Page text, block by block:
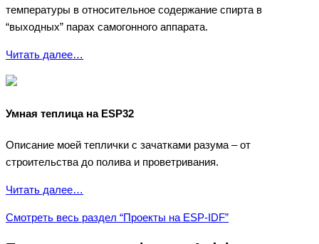
температуры в относительное содержание спирта в
“выходных” парах самогонного аппарата.
Читать далее…
Умная теплица на ESP32
Описание моей теплички с зачатками разума – от
строительства до полива и проветривания.
Читать далее…
Смотреть весь раздел “Проекты на ESP-IDF”